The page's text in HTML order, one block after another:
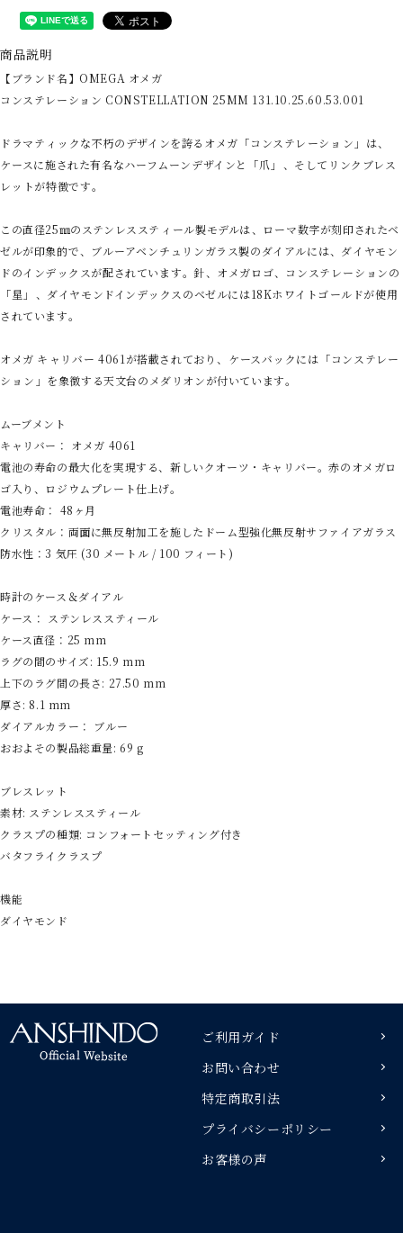
商品説明
【ブランド名】OMEGA オメガ
コンステレーション CONSTELLATION 25MM 131.10.25.60.53.001
ドラマテ⁠ィ⁠ックな不朽のデザインを誇るオメガ「⁠コンステレ⁠ーシ⁠ョ⁠ン⁠」⁠は⁠、
ケ⁠ースに施された有名なハ⁠ーフム⁠ーンデザインと「⁠爪⁠」⁠、そしてリンクブレス
レ⁠ットが特徴です⁠。
この直径25㎜のステンレスステ⁠ィ⁠ール製モデルは⁠、ロ⁠ーマ数字が刻印されたベ
ゼルが印象的で⁠、ブル⁠ーアベンチ⁠ュリンガラス製のダイアルには⁠、ダイヤモン
ドのインデ⁠ックスが配されています⁠。針⁠、オメガロゴ⁠、コンステレ⁠ーシ⁠ョンの
「⁠星⁠」⁠、ダイヤモンドインデ⁠ックスのベゼルには18Kホ⁠ワイトゴ⁠ールドが使用
されています⁠。
オメガ キ⁠ャリバ⁠ー 4061が搭載されており⁠、ケ⁠ースバ⁠ックには「⁠コンステレ⁠ー
シ⁠ョ⁠ン⁠」を象徴する天文台のメダリオンが付いています⁠。
ムーブメント
キャリバー： オメガ 4061
電池の寿命の最大化を実現する、新しいクオーツ・キャリバー。赤のオメガロ
ゴ入り、ロジウムプレート仕上げ。
電池寿命： 48ヶ月
クリスタル：両面に無反射加工を施したドーム型強化無反射サファイアガラス
防水性：3 気圧 (30 メートル / 100 フィート)
時計のケース＆ダイアル
ケース： ステンレススティール
ケース直径：25 mm
ラグの間のサイズ: 15.9 mm
上下のラグ間の長さ: 27.50 mm
厚さ: 8.1 mm
ダイアルカラー： ブルー
おおよその製品総重量: 69 g
ブレスレット
素材: ステンレススティール
クラスプの種類: コンフォートセッティング付き
バタフライクラスプ
機能
ダイヤモンド
ご利用ガイド
お問い合わせ
特定商取引法
プライバシーポリシー
お客様の声